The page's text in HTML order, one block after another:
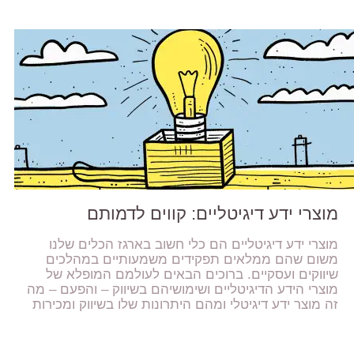
מוצרי ידע דיגיטליים: קווים לדמותם
מוצרי ידע דיגיטליים הם כלי חשוב בארגז הכלים שלנו
משום שהם ממלאים תפקידים משמעותיים במהלכים
שיווקים ועסקיים. ברוכים הבאים לעולמם המופלא של
מוצרי הידע הדיגיטליים ושימושיהם בשיווק – והפעם – מה
זה מוצר ידע דיגיטלי ומהם היתרונות שלו בשיווק ומכירות